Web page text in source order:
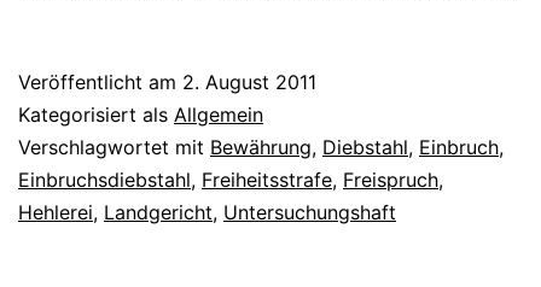
Veröffentlicht am 2. August 2011
Kategorisiert als Allgemein
Verschlagwortet mit Bewährung, Diebstahl, Einbruch,
Einbruchsdiebstahl, Freiheitsstrafe, Freispruch,
Hehlerei, Landgericht, Untersuchungshaft